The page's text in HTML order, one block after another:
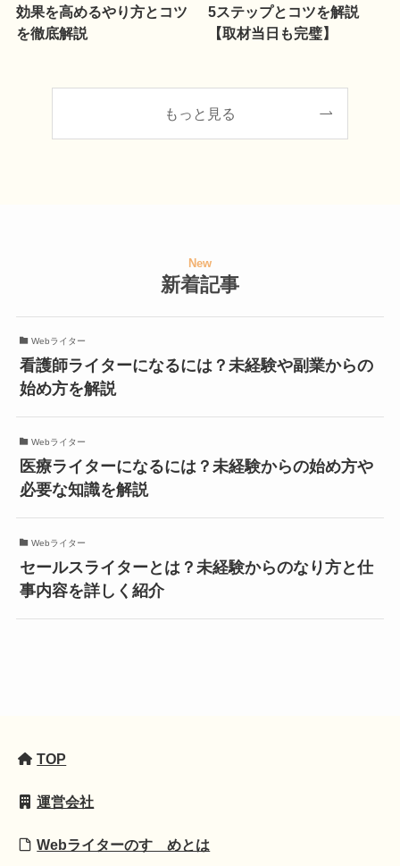
効果を高めるやり方とコツ
を徹底解説
5ステップとコツを解説
【取材当日も完璧】
もっと見る
New
新着記事
Webライター
看護師ライターになるには？未経験や副業からの
始め方を解説
Webライター
医療ライターになるには？未経験からの始め方や
必要な知識を解説
Webライター
セールスライターとは？未経験からのなり方と仕
事内容を詳しく紹介
TOP
運営会社
Webライターのすゝめとは